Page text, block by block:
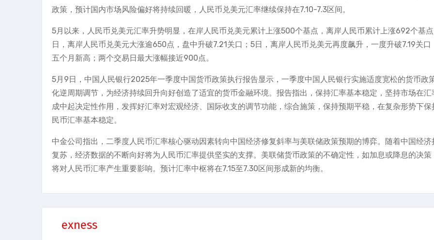
政策，预计国内市场风险偏好将持续回暖，人民币兑美元汇率继续保持在7.10-7.3区间。
5月以来，人民币兑美元汇率升势明显，在岸人民币兑美元累计上涨500个基点，离岸人民币累计上涨692个基
日，离岸人民币兑美元大涨逾650点，盘中升破7.21关口；5日，离岸人民币兑美元再度飙升，一度升破7.19关口
五个月新高；两个交易日最大涨幅接近900点。
5月9日，中国人民银行2025年一季度中国货币政策执行报告显示，一季度中国人民银行实施适度宽松的货币政
化逆周期调节，为经济持续回升向好创造了适宜的货币金融环境。报告指出，保持汇率基本稳定，坚持市场在汇
成中起决定性作用，发挥好汇率对宏观经济、国际收支的调节功能，综合施策，保持预期平稳，在复杂形势下保
民币汇率基本稳定。
中金公司指出，二季度人民币汇率核心驱动因素转向中国经济修复斜率与美联储政策预期的博弈。随着中国经济
复苏，经济数据的不断向好将为人民币汇率提供坚实的支撑。美联储货币政策的不确定性，如加息或降息的决策
将对人民币汇率产生重要影响。预计汇率中枢将在7.15至7.30区间形成新的均衡。
exness